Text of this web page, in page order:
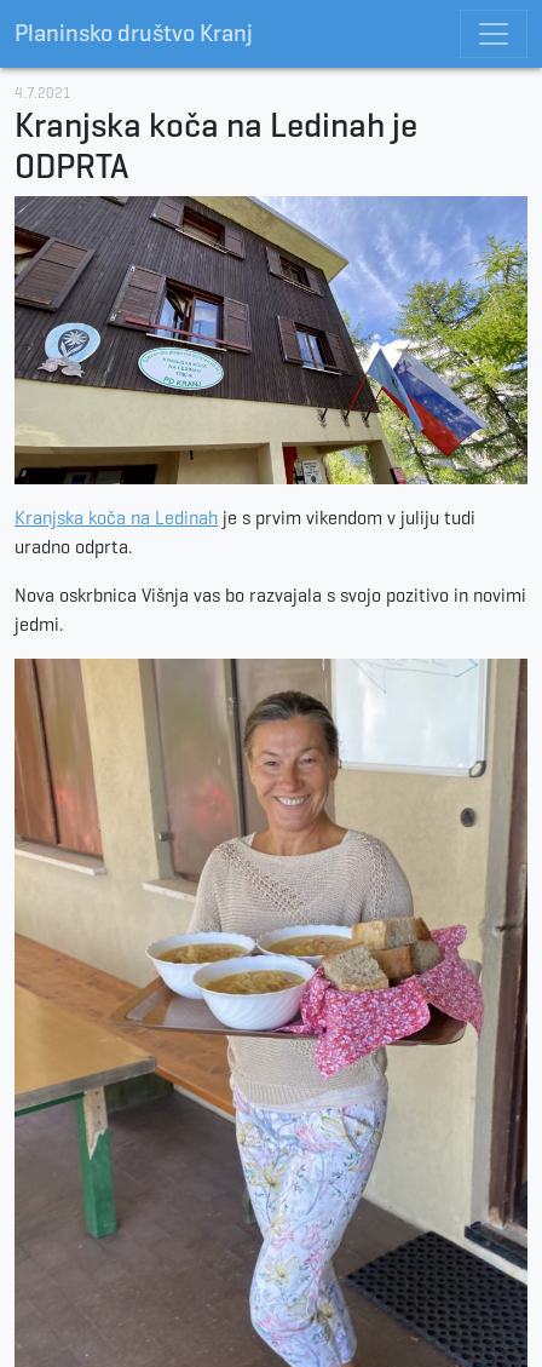
Planinsko društvo Kranj
4.7.2021
Kranjska koča na Ledinah je
ODPRTA
Kranjska koča na Ledinah je s prvim vikendom v juliju tudi
uradno odprta.
Nova oskrbnica Višnja vas bo razvajala s svojo pozitivo in novimi
jedmi.